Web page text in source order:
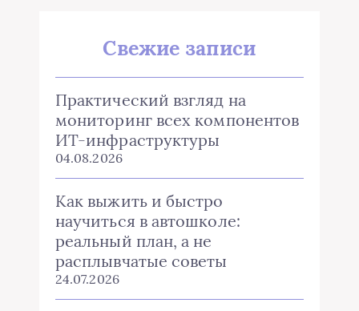
Свежие записи
Практический взгляд на
мониторинг всех компонентов
ИТ-инфраструктуры
04.08.2026
Как выжить и быстро
научиться в автошколе:
реальный план, а не
расплывчатые советы
24.07.2026